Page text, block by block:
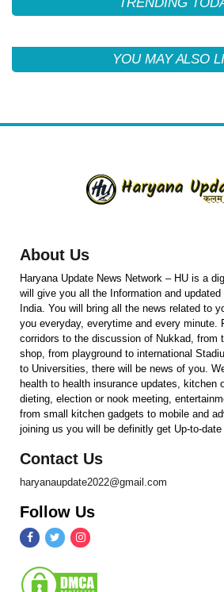
YOU MAY ALSO
About Us
Haryana Update News Network – HU is a
will give you all the Information and
India. You will bring all the news related to
you everyday, everytime and every minute.
corridors to the discussion of Nukkad, from
shop, from playground to international
to Universities, there will be news of you.
health to health insurance updates, kitchen
dieting, election or nook meeting,
from small kitchen gadgets to mobile and
joining us you will be definitly get Up-to-
Contact Us
haryanaupdate2022@gmail.com
Follow Us